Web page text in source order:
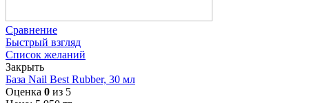
Сравнение
Быстрый взгляд
Список желаний
Закрыть
База Nail Best Rubber, 30 мл
Оценка 0 из 5